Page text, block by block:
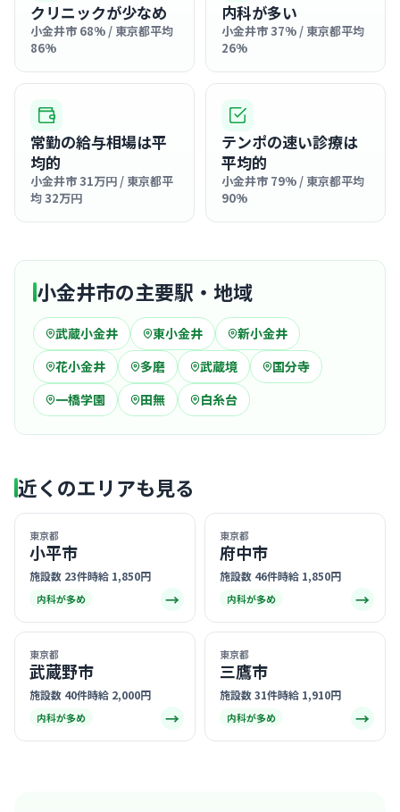
クリニックが少なめ
小金井市 68% / 東京都平均
86%
内科が多い
小金井市 37% / 東京都平均
26%
常勤の給与相場は平
均的
小金井市 31万円 / 東京都平
均 32万円
テンポの速い診療は
平均的
小金井市 79% / 東京都平均
90%
小金井市の主要駅・地域
武蔵小金井 東小金井
新小金井
花小金井
多磨 武蔵境
国分寺
一橋学園
田無 白糸台
近くのエリアも見る
東京都
小平市
施設数 23件時給 1,850円
内科が多め →
東京都
府中市
施設数 46件時給 1,850円
内科が多め →
東京都
武蔵野市
施設数 40件時給 2,000円
内科が多め →
東京都
三鷹市
施設数 31件時給 1,910円
内科が多め →